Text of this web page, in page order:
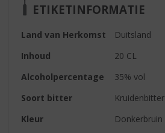
ETIKETINFORMATIE
Land van Herkomst
Duitsland
Inhoud
20 CL
Alcoholpercentage
35% vol
Soort bitter
Kruidenbitter
Kleur
Donkerbruin